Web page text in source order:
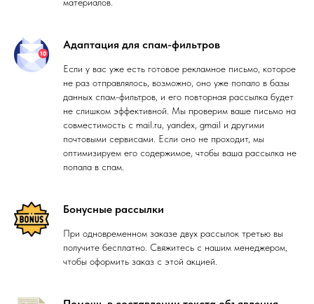
Адаптация для спам-фильтров
Если у вас уже есть готовое рекламное письмо, которое
не раз отправлялось, возможно, оно уже попало в базы
данных спам-фильтров, и его повторная рассылка будет
не слишком эффективной. Мы проверим ваше письмо на
совместимость с mail.ru, yandex, gmail и другими
почтовыми сервисами. Если оно не проходит, мы
оптимизируем его содержимое, чтобы ваша рассылка не
попала в спам.
Бонусные рассылки
При одновременном заказе двух рассылок третью вы
получите бесплатно. Свяжитесь с нашим менеджером,
чтобы оформить заказ с этой акцией.